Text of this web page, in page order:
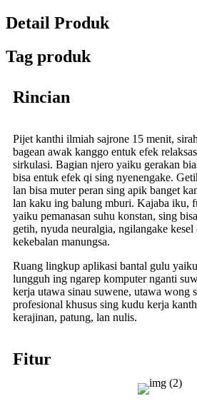
Detail Produk
Tag produk
Rincian
Pijet kanthi ilmiah sajrone 15 menit,
bagean awak kanggo entuk efek
sirkulasi. Bagian njero yaiku gerakan
bisa entuk efek qi sing nyenengake.
lan bisa muter peran sing apik banget
lan kaku ing balung mburi. Kajaba iku,
yaiku pemanasan suhu konstan, sing
getih, nyuda neuralgia, ngilangake kesel
kekebalan manungsa.
Ruang lingkup aplikasi bantal gulu
lungguh ing ngarep komputer nganti
kerja utawa sinau suwene, utawa wong
profesional khusus sing kudu kerja
kerajinan, patung, lan nulis.
Fitur